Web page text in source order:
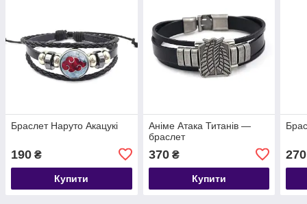
Браслет Наруто Акацукі
190 ₴
Купити
Аніме Атака Титанів —
браслет
370₴
Купити
270